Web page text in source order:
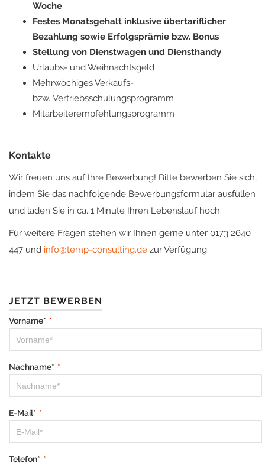
Woche
Festes Monatsgehalt inklusive übertariflicher
Bezahlung sowie Erfolgsprämie bzw. Bonus
Stellung von Dienstwagen und Diensthandy
Urlaubs- und Weihnachtsgeld
Mehrwöchiges Verkaufs-
bzw. Vertriebsschulungsprogramm
Mitarbeiterempfehlungsprogramm
Kontakte
Wir freuen uns auf Ihre Bewerbung! Bitte bewerben Sie sich,
indem Sie das nachfolgende Bewerbungsformular ausfüllen
und laden Sie in ca. 1 Minute Ihren Lebenslauf hoch.
Für weitere Fragen stehen wir Ihnen gerne unter 0173 2640
447 und info@temp-consulting.de zur Verfügung.
JETZT BEWERBEN
Vorname* *
Nachname* *
E-Mail* *
Telefon* *